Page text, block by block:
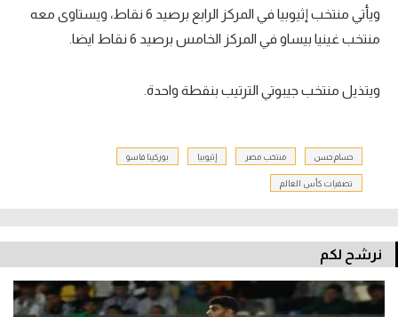
ويأتي منتخب إثيوبيا في المركز الرابع برصيد 6 نقاط، ويستاوى معه
منتخب غينيا بيساو في المركز الخامس برصيد 6 نقاط ايضا.
ويتذيل منتخب جيبوتي الترتيب بنقطة واحدة.
حسام حسن منتخب مصر إثيوبيا بوركينا فاسو
تصفيات كأس العالم
نرشح لكم